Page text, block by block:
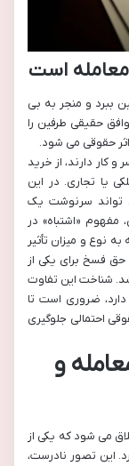
معامله است
ببرد و منجر به بی
حقیقی طرفین را
حقوقی می شود.
و کار دارند، از خرید
یا تجاری. در این
تواند سرنوشت یک
مفهوم «اشتباه» در
به نوع و میزان تأثیر
حق فسخ برای یکی از
شناخت این تفاوت
ضروری است تا
احتمالی جلوگیری
و
می شود که یکی از
این تصور نادرست،